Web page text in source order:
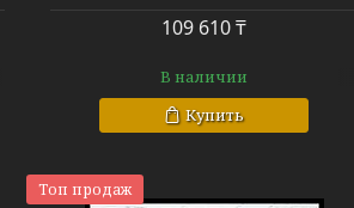
109 610 ₸
В наличии
Купить
Топ продаж